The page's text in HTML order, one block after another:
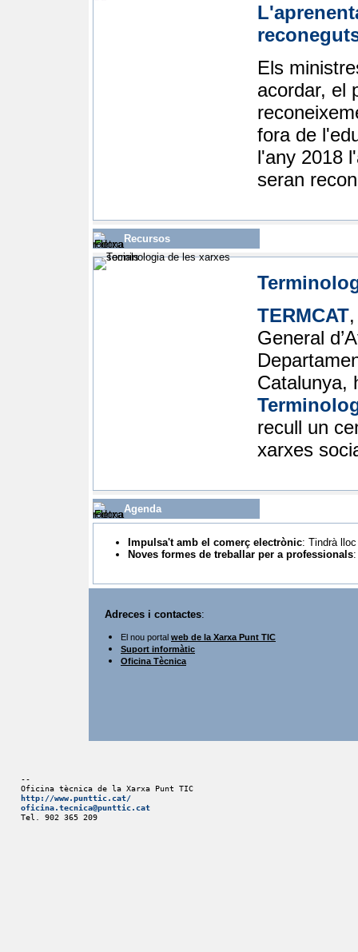
Els
acordar, el
fora de
l'any 2018
seran
Recursos
TERMCAT
General
Catalunya,
recull un
xarxes
Agenda
Impulsa't amb el comerç electrònic: Tindrà
Noves formes de treballar per a professionals
Adreces i contactes:
El nou portal web de la Xarxa Punt TIC
Suport informàtic
Oficina Tècnica
--
Oficina tècnica de la Xarxa Punt TIC
http://www.punttic.cat/
oficina.tecnica@punttic.cat
Tel. 902 365 209